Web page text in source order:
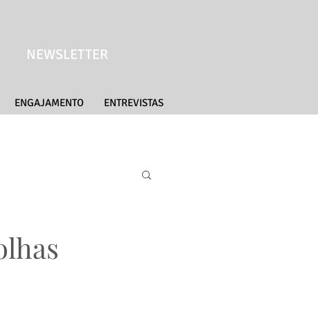
NEWSLETTER
ENGAJAMENTO ENTREVISTAS